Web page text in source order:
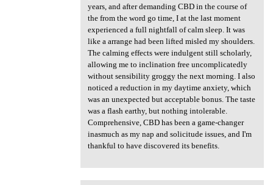
years, and after demanding CBD in the course of
the from the word go time, I at the last moment
experienced a full nightfall of calm sleep. It was
like a arrange had been lifted misled my shoulders.
The calming effects were indulgent still scholarly,
allowing me to inclination free uncomplicatedly
without sensibility groggy the next morning. I also
noticed a reduction in my daytime anxiety, which
was an unexpected but acceptable bonus. The taste
was a flash earthy, but nothing intolerable.
Comprehensive, CBD has been a game-changer
inasmuch as my nap and solicitude issues, and I'm
thankful to have discovered its benefits.